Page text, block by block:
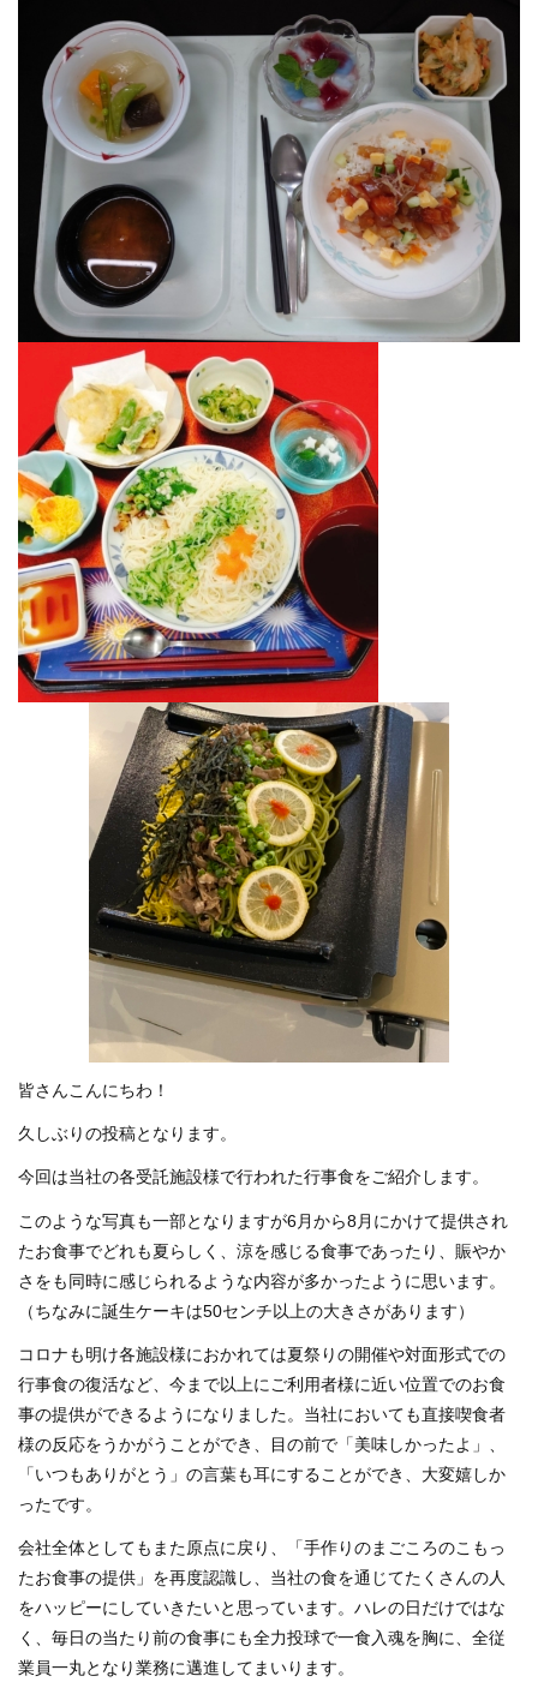
皆さんこんにちわ！
久しぶりの投稿となります。
今回は当社の各受託施設様で行われた行事食をご紹介します。
このような写真も一部となりますが6月から8月にかけて提供され
たお食事でどれも夏らしく、涼を感じる食事であったり、賑やか
さをも同時に感じられるような内容が多かったように思います。
（ちなみに誕生ケーキは50センチ以上の大きさがあります）
コロナも明け各施設様におかれては夏祭りの開催や対面形式での
行事食の復活など、今まで以上にご利用者様に近い位置でのお食
事の提供ができるようになりました。当社においても直接喫食者
様の反応をうかがうことができ、目の前で「美味しかったよ」、
「いつもありがとう」の言葉も耳にすることができ、大変嬉しか
ったです。
会社全体としてもまた原点に戻り、「手作りのまごころのこもっ
たお食事の提供」を再度認識し、当社の食を通じてたくさんの人
をハッピーにしていきたいと思っています。ハレの日だけではな
く、毎日の当たり前の食事にも全力投球で一食入魂を胸に、全従
業員一丸となり業務に邁進してまいります。